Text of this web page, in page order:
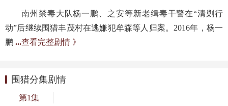
南州禁毒大队杨一鹏、之安等新老缉毒干警在“清剿行
动”后继续围猎丰茂村在逃嫌犯牟森等人归案。2016年，杨一
鹏 ...查看完整剧情 》
围猎分集剧情
第1集